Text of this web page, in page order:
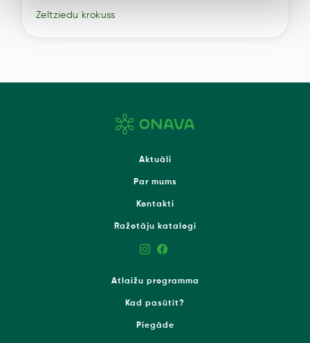
Zeltziedu krokuss
Aktuāli
Par mums
Kontakti
Ražotāju katalogi
Atlaižu programma
Kad pasūtīt?
Piegāde